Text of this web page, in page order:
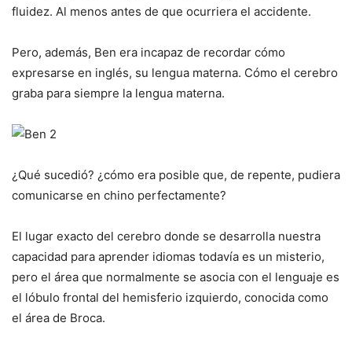
fluidez. Al menos antes de que ocurriera el accidente.
Pero, además, Ben era incapaz de recordar cómo
expresarse en inglés, su lengua materna. Cómo el cerebro
graba para siempre la lengua materna.
¿Qué sucedió? ¿cómo era posible que, de repente, pudiera
comunicarse en chino perfectamente?
El lugar exacto del cerebro donde se desarrolla nuestra
capacidad para aprender idiomas todavía es un misterio,
pero el área que normalmente se asocia con el lenguaje es
el lóbulo frontal del hemisferio izquierdo, conocida como
el área de Broca.